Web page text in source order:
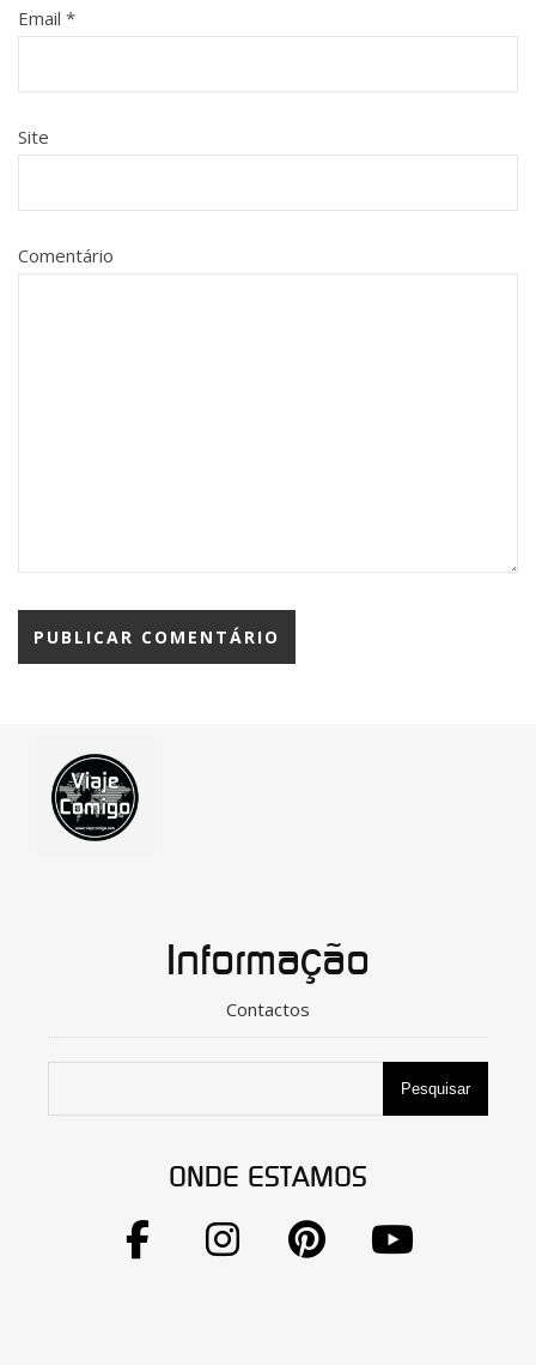
Email *
Site
Comentário
Informação
Contactos
Pesquisar
ONDE ESTAMOS